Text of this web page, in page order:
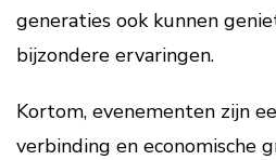
generaties ook kunnen
bijzondere ervaringen.
Kortom, evenementen zijn
verbinding en economische